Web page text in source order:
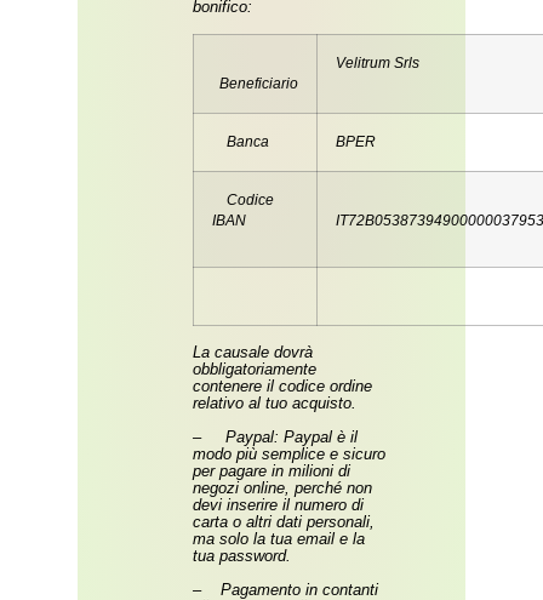
bonifico:
Beneficiario
Velitrum Srls
Banca BPER
Codice
IBAN
La causale dovrà
obbligatoriamente
contenere il codice ordine
relativo al tuo acquisto.
– Paypal: Paypal è il
modo più semplice e sicuro
per pagare in milioni di
negozi online, perché non
devi inserire il numero di
carta o altri dati personali,
ma solo la tua email e la
tua password.
– Pagamento in contanti